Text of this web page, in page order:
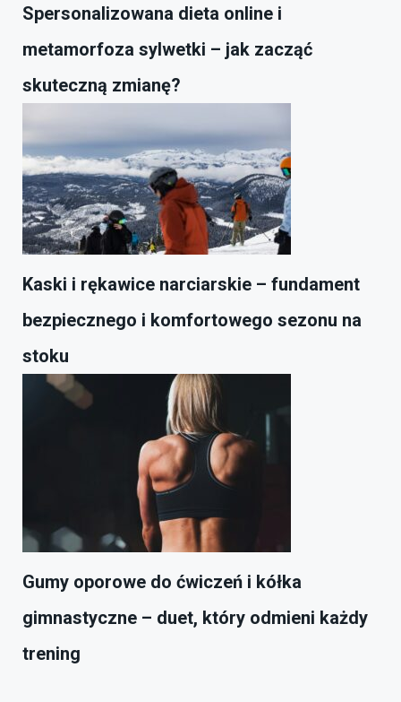
Spersonalizowana dieta online i
metamorfoza sylwetki – jak zacząć
skuteczną zmianę?
Kaski i rękawice narciarskie – fundament
bezpiecznego i komfortowego sezonu na
stoku
Gumy oporowe do ćwiczeń i kółka
gimnastyczne – duet, który odmieni każdy
trening